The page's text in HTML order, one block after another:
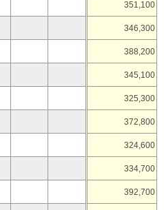
351,100
346,300
388,200
345,100
325,300
372,800
324,600
334,700
392,700